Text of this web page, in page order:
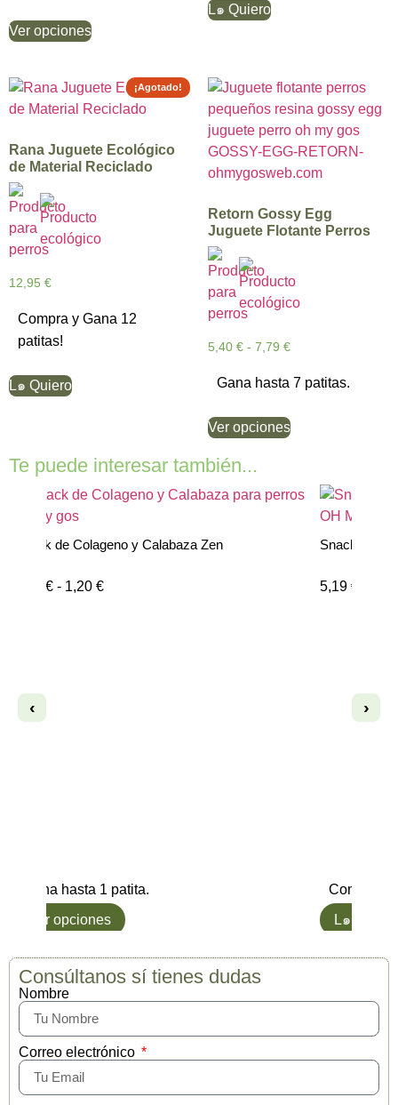
Ver opciones
L๑ Quiero
Rana Juguete Ecológico
de Material Reciclado
12,95 €
Compra y Gana 12
patitas!
L๑ Quiero
¡Agotado!
Retorn Gossy Egg
Juguete Flotante Perros
5,40 € - 7,79 €
Gana hasta 7 patitas.
Ver opciones
Te puede interesar también...
‹
Snack Fish4Dogs Love Banana con Pescado
5,19€
Compra y Gana 5 patitas!
L๑ Quiero
›
Consúltanos sí tienes dudas
Nombre
Correo electrónico